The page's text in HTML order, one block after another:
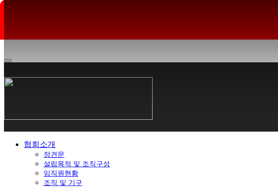
협회소개
정견문
설립목적 및 조직구성
임직원현황
조직 및 기구